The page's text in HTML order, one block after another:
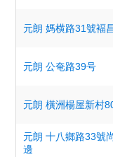
元朗 媽横路31號褔
元朗 公奄路39号
元朗 橫洲楊屋新村
元朗 十八鄉路33號
邊